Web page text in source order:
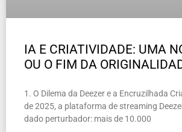
IA E CRIATIVIDADE: UMA
OU O FIM DA
1. O Dilema da Deezer e a Encruzilhada
de 2025, a plataforma de streaming
dado perturbador: mais de 10.000